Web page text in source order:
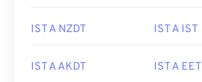
IST A NZDT IST A IST
IST A AKDT IST A EET